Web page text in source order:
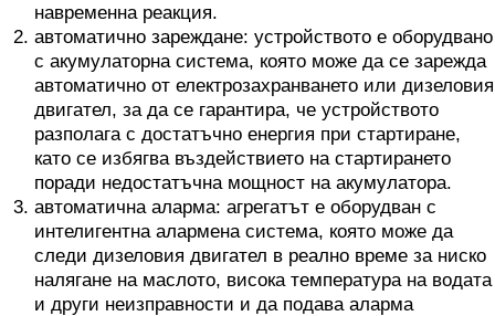
навременна реакция.
автоматично зареждане: устройството е оборудвано
с акумулаторна система, която може да се зарежда
автоматично от електрозахранването или дизеловия
двигател, за да се гарантира, че устройството
разполага с достатъчно енергия при стартиране,
като се избягва въздействието на стартирането
поради недостатъчна мощност на акумулатора.
автоматична аларма: агрегатът е оборудван с
интелигентна алармена система, която може да
следи дизеловия двигател в реално време за ниско
налягане на маслото, висока температура на водата
и други неизправности и да подава аларма